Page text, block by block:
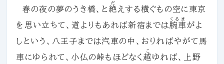
春の夜の夢のうき橋、と 絶
だ
えする横ぐもの空に東京
を思い立ちて、道よりもあれば新宿までは腕車
くるま
がよ
しという、八王子までは汽車の中、おりればやがて馬
車にゆられて、小仏の峠もほどなく 越
こ
ゆれば、上野